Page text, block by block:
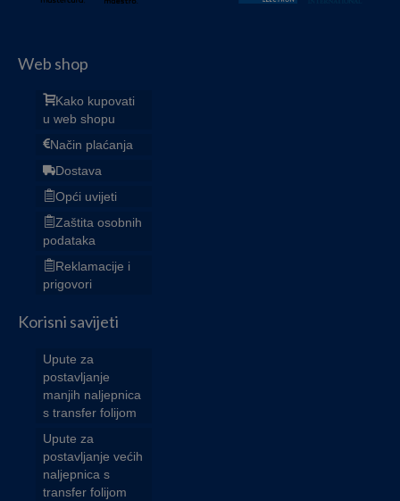
Web shop
Kako kupovati
u web shopu
Način plaćanja
Dostava
Opći uvijeti
Zaštita osobnih
podataka
Reklamacije i
prigovori
Korisni savijeti
Upute za
postavljanje
manjih naljepnica
s transfer folijom
Upute za
postavljanje većih
naljepnica s
transfer folijom